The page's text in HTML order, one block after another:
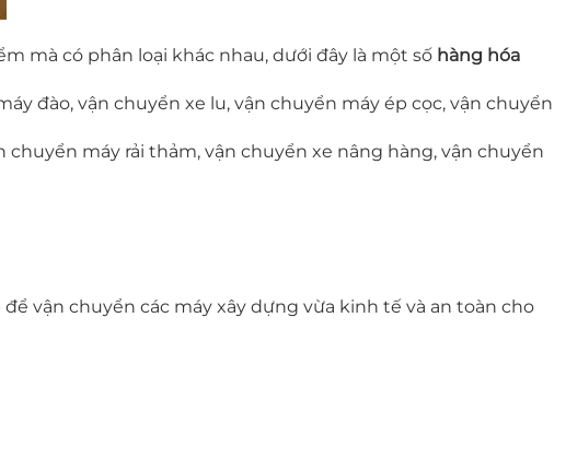
mà có phân loại khác nhau, dưới đây là một số hàng hóa
đào, vận chuyển xe lu, vận chuyển máy ép cọc, vận chuyển
máy rải thảm, vận chuyển xe nâng hàng, vận chuyển
vận chuyển các máy xây dựng vừa kinh tế và an toàn cho